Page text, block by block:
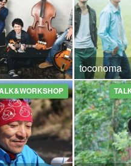
toconoma